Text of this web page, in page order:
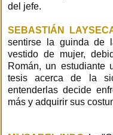
del jefe.
SEBASTIÁN
sentirse la guinda de
vestido de mujer,
Román, un estudiante
tesis acerca de la
entenderlas decide
más y adquirir sus